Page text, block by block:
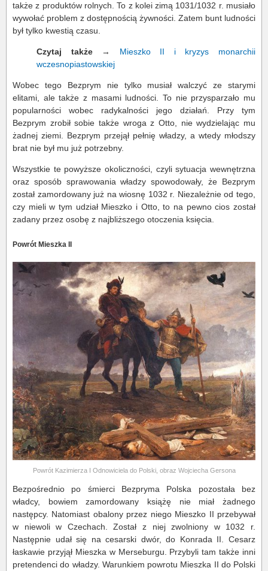
także z produktów rolnych. To z kolei zimą 1031/1032 r. musiało
wywołać problem z dostępnością żywności. Zatem bunt ludności
był tylko kwestią czasu.
Czytaj także→ Mieszko II i kryzys monarchii
wczesnopiastowskiej
Wobec tego Bezprym nie tylko musiał walczyć ze starymi
elitami, ale także z masami ludności. To nie przysparzało mu
popularności wobec radykalności jego działań. Przy tym
Bezprym zrobił sobie także wroga z Otto, nie wydzielając mu
żadnej ziemi. Bezprym przejął pełnię władzy, a wtedy młodszy
brat nie był mu już potrzebny.
Wszystkie te powyższe okoliczności, czyli sytuacja wewnętrzna
oraz sposób sprawowania władzy spowodowały, że Bezprym
został zamordowany już na wiosnę 1032 r. Niezależnie od tego,
czy mieli w tym udział Mieszko i Otto, to na pewno cios został
zadany przez osobę z najbliższego otoczenia księcia.
Powrót Mieszka II
Powrót Kazimierza I Odnowiciela do Polski, obraz Wojciecha Gersona
Bezpośrednio po śmierci Bezpryma Polska pozostała bez
władcy, bowiem zamordowany książę nie miał żadnego
następcy. Natomiast obalony przez niego Mieszko II przebywał
w niewoli w Czechach. Został z niej zwolniony w 1032 r.
Następnie udał się na cesarski dwór, do Konrada II. Cesarz
łaskawie przyjął Mieszka w Merseburgu. Przybyli tam także inni
pretendenci do władzy. Warunkiem powrotu Mieszka II do Polski